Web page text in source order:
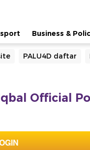
Business &
PALU4D daftar
Official